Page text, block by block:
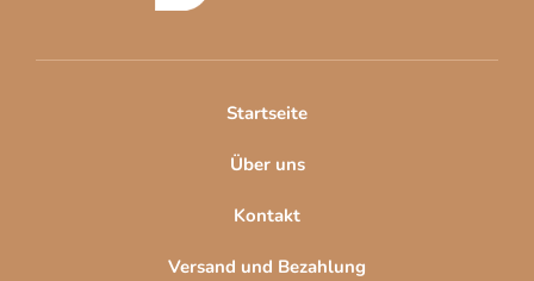
Startseite
Über uns
Kontakt
Versand und Bezahlung